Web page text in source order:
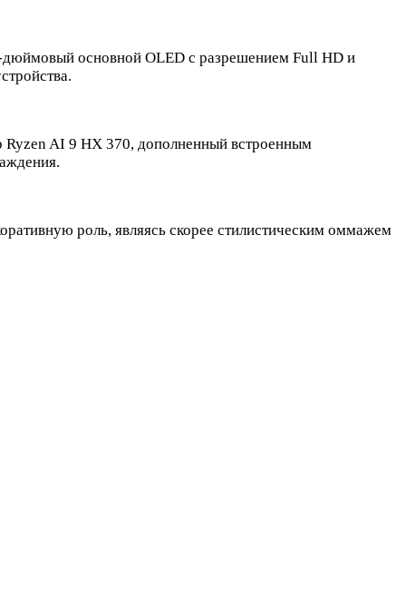
дюймовый основной OLED с разрешением Full HD и
Ryzen AI 9 HX 370, дополненный встроенным
роль, являясь скорее стилистическим оммажем